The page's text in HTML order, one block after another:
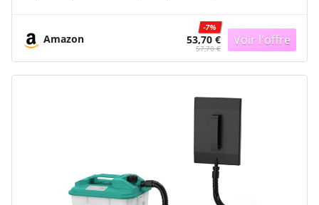
Amazon 53,70 €
-7%
57,70 €